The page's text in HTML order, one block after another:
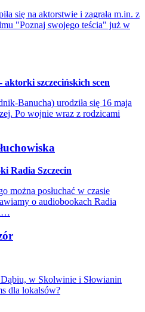
się na aktorstwie i zagrała m.in. z
"Poznaj swojego teścia" już w
szczecińskich scen
Banucha) urodziła się 16 maja
Po wojnie wraz z rodzicami
Radia Szczecin
można posłuchać w czasie
o audiobookach Radia
w Skolwinie i Słowianin
dla lokalsów?